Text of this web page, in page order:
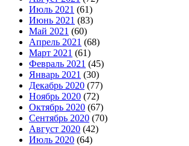
Июль 2021 (61)
Июнь 2021 (83)
Май 2021 (60)
Апрель 2021 (68)
Март 2021 (61)
Февраль 2021 (45)
Январь 2021 (30)
Декабрь 2020 (77)
Ноябрь 2020 (72)
Октябрь 2020 (67)
Сентябрь 2020 (70)
Август 2020 (42)
Июль 2020 (64)